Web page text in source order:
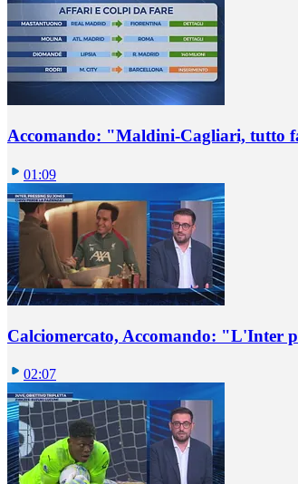
Accomando: "Maldini-Cagliari, tutto
01:09
Calciomercato, Accomando: "L'Inter
02:07